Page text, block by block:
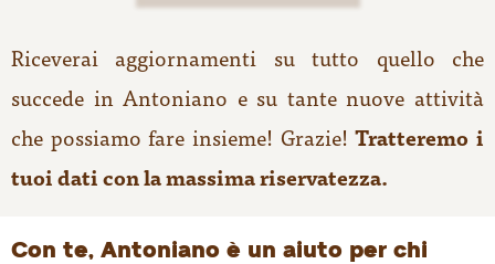
Riceverai aggiornamenti su tutto quello che
succede in Antoniano e su tante nuove attività
che possiamo fare insieme! Grazie! Tratteremo i
tuoi dati con la massima riservatezza.
Con te, Antoniano è un aiuto per chi